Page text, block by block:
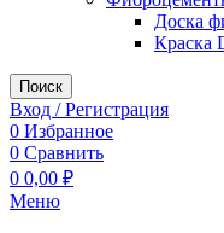
Доска
Краска
Поиск
Вход / Регистрация
0 Избранное
0 Сравнить
0 0,00 ₽
Меню